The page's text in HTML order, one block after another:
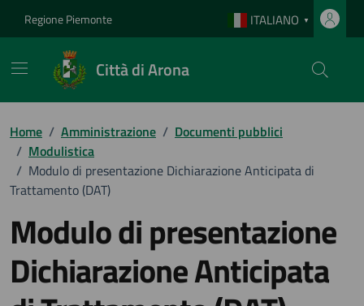
Regione Piemonte ITALIANO ▼
Città di Arona
Home / Amministrazione / Documenti pubblici
/ Modulistica
/ Modulo di presentazione Dichiarazione Anticipata di
Trattamento (DAT)
Modulo di presentazione
Dichiarazione Anticipata